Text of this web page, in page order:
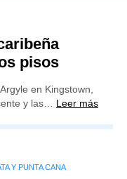
pisos
en Kingstown,
y las… Leer más
Y PUNTA CANA